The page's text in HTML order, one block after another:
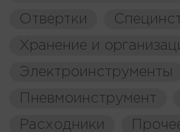
Отвертки
Хранение и
Электроинструменты
Пневмоинструмент
Расходники